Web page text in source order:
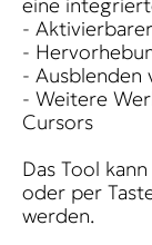
-
-
- Ausblenden
- Weitere
Cursors
Das Tool
oder per
werden.